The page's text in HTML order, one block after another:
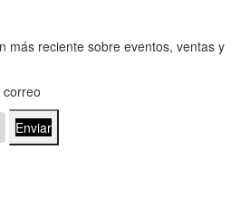
más reciente sobre eventos, ventas y
Enviar